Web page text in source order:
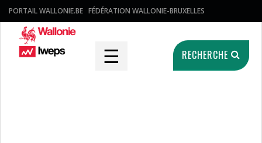
PORTAIL WALLONIE.BE FÉDÉRATION WALLONIE-BRUXELLES
☰ RECHERCHE